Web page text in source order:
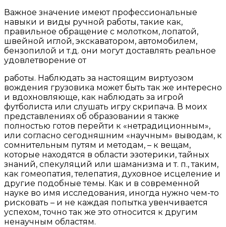
Важное значение имеют профессиональные
навыки и виды ручной работы, такие как,
правильное обращение с молотком, лопатой,
швейной иглой, экскаватором, автомобилем,
бензопилой и т.д. они могут доставлять реальное
удовлетворение от
работы. Наблюдать за настоящим виртуозом
вождения грузовика может быть так же интересно
и вдохновляюще, как наблюдать за игрой
футболиста или слушать игру скрипача. В моих
представлениях об образовании я также
полностью готов перейти к «нетрадиционным»,
или согласно сегодняшним «научным» выводам, к
сомнительным путям и методам, – к вещам,
которые находятся в области эзотерики, тайных
знаний, спекуляций или шаманизма и т. п., таким,
как гомеопатия, телепатия, духовное исцеление и
другие подобные темы. Как и в современной
науке во имя исследования, иногда нужно чем-то
рисковать – и не каждая попытка увенчивается
успехом, точно так же это относится к другим
ненаучным областям.